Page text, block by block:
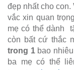
đẹp nhất cho
vắc xin quan
mẹ có thể dành
còn bất cứ thắc
trong 1bao nhiêu
ba mẹ có thể